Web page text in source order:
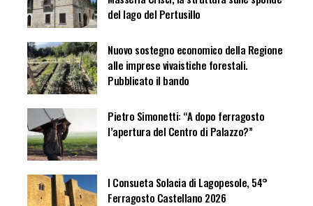
del lago del Pertusillo
Nuovo sostegno economico della Regione
alle imprese vivaistiche forestali.
Pubblicato il bando
Pietro Simonetti: “A dopo ferragosto
l’apertura del Centro di Palazzo?”
I Consueta Solacia di Lagopesole, 54°
Ferragosto Castellano 2026